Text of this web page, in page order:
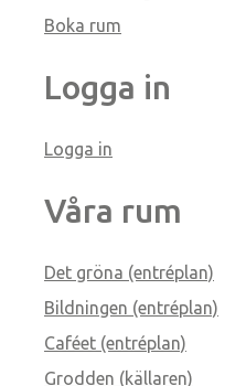
Boka rum
Logga in
Logga in
Våra rum
Det gröna (entréplan)
Bildningen (entréplan)
Caféet (entréplan)
Grodden (källaren)